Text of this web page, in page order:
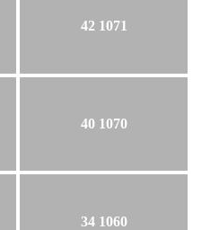
42 1071
40 1070
34 1060